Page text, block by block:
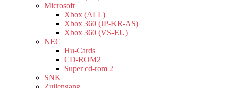
Microsoft
Xbox (ALL)
Xbox 360 (JP-KR-AS)
Xbox 360 (VS-EU)
NEC
Hu-Cards
CD-ROM2
Super cd-rom 2
SNK